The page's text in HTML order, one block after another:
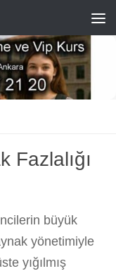
Fazlalığı
büyük
yönetimiyle
yığılmış